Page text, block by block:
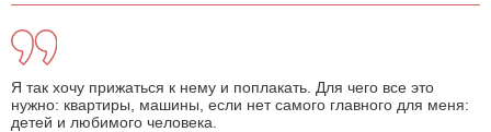
Я так хочу прижаться к нему и поплакать. Для чего все это
нужно: квартиры, машины, если нет самого главного для меня:
детей и любимого человека.